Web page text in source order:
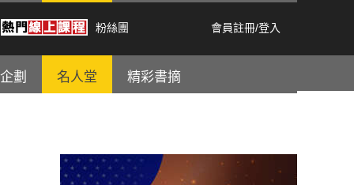
粉絲團 會員註冊/登入
劃 名人堂 精彩書摘